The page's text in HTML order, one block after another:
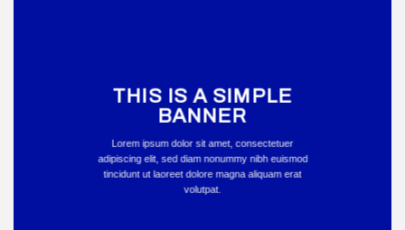
THIS IS A SIMPLE
BANNER
Lorem ipsum dolor sit amet, consectetuer
adipiscing elit, sed diam nonummy nibh euismod
tincidunt ut laoreet dolore magna aliquam erat
volutpat.